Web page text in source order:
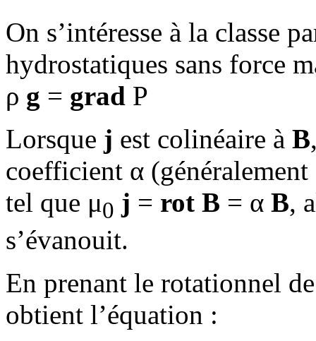
On s’intéresse à la classe
hydrostatiques sans force
ρ g = grad P
Lorsque j est colinéaire à B
coefficient α
tel que μ0 j = rot B = α B,
s’évanouit.
En prenant le rotationnel
obtient l’équation :